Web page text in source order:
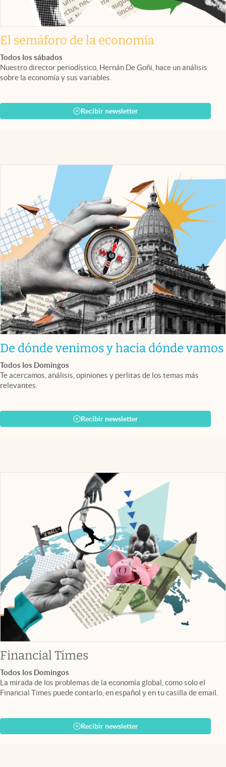
El semáforo de la economía
Todos los sábados
Nuestro director periodístico, Hernán De Goñi, hace un análisis
sobre la economía y sus variables.
Recibir newsletter
De dónde venimos y hacia dónde vamos
Todos los Domingos
Te acercamos, análisis, opiniones y perlitas de los temas más
relevantes.
Recibir newsletter
Financial Timesabre en nueva pestaña
Todos los Domingos
La mirada de los problemas de la economía global, como solo el
Financial Times puede contarlo, en español y en tu casilla de email.
Recibir newsletter